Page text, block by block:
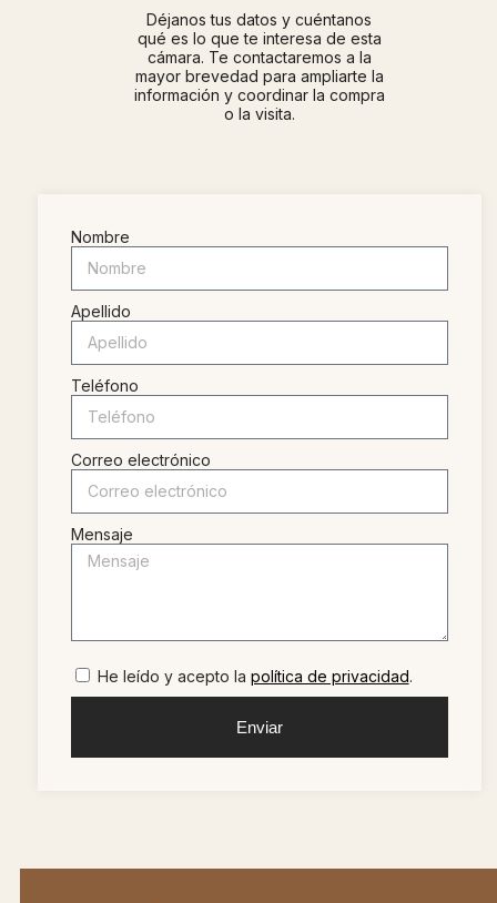
Déjanos tus datos y cuéntanos
qué es lo que te interesa de esta
cámara. Te contactaremos a la
mayor brevedad para ampliarte la
información y coordinar la compra
o la visita.
Nombre
Apellido
Teléfono
Correo electrónico
Mensaje
He leído y acepto la política de privacidad.
Enviar